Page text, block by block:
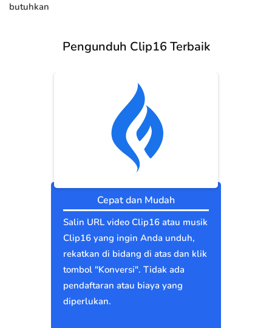
butuhkan
Pengunduh Clip16 Terbaik
Cepat dan Mudah
Salin URL video Clip16 atau musik
Clip16 yang ingin Anda unduh,
rekatkan di bidang di atas dan klik
tombol "Konversi". Tidak ada
pendaftaran atau biaya yang
diperlukan.